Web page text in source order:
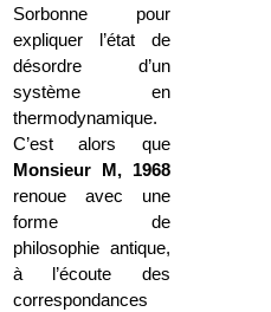
Sorbonne pour
expliquer l’état de
désordre d’un
système en
thermodynamique.
C’est alors que
Monsieur M, 1968
renoue avec une
forme de
philosophie antique,
à l’écoute des
correspondances